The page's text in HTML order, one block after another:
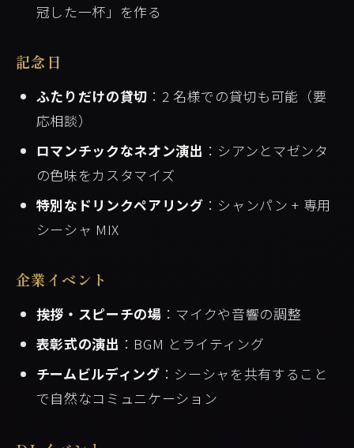
冠した一杯」を作る
記念日
ふたりだけの貸切 ：2 名様での貸切も可能（要
応相談）
ロマンチックなネオン演出 ：シアンとマゼンタ
の色味をカスタマイズ
特別なドリンクペアリング ：シャンパン + 専用
シーシャ MIX
企業イベント
挨拶・スピーチの場 ：マイクや音響の調整
表彰式の演出 ：BGM とライティング
チームビルディング ：シーシャを共有すること
で自然なコミュニケーション